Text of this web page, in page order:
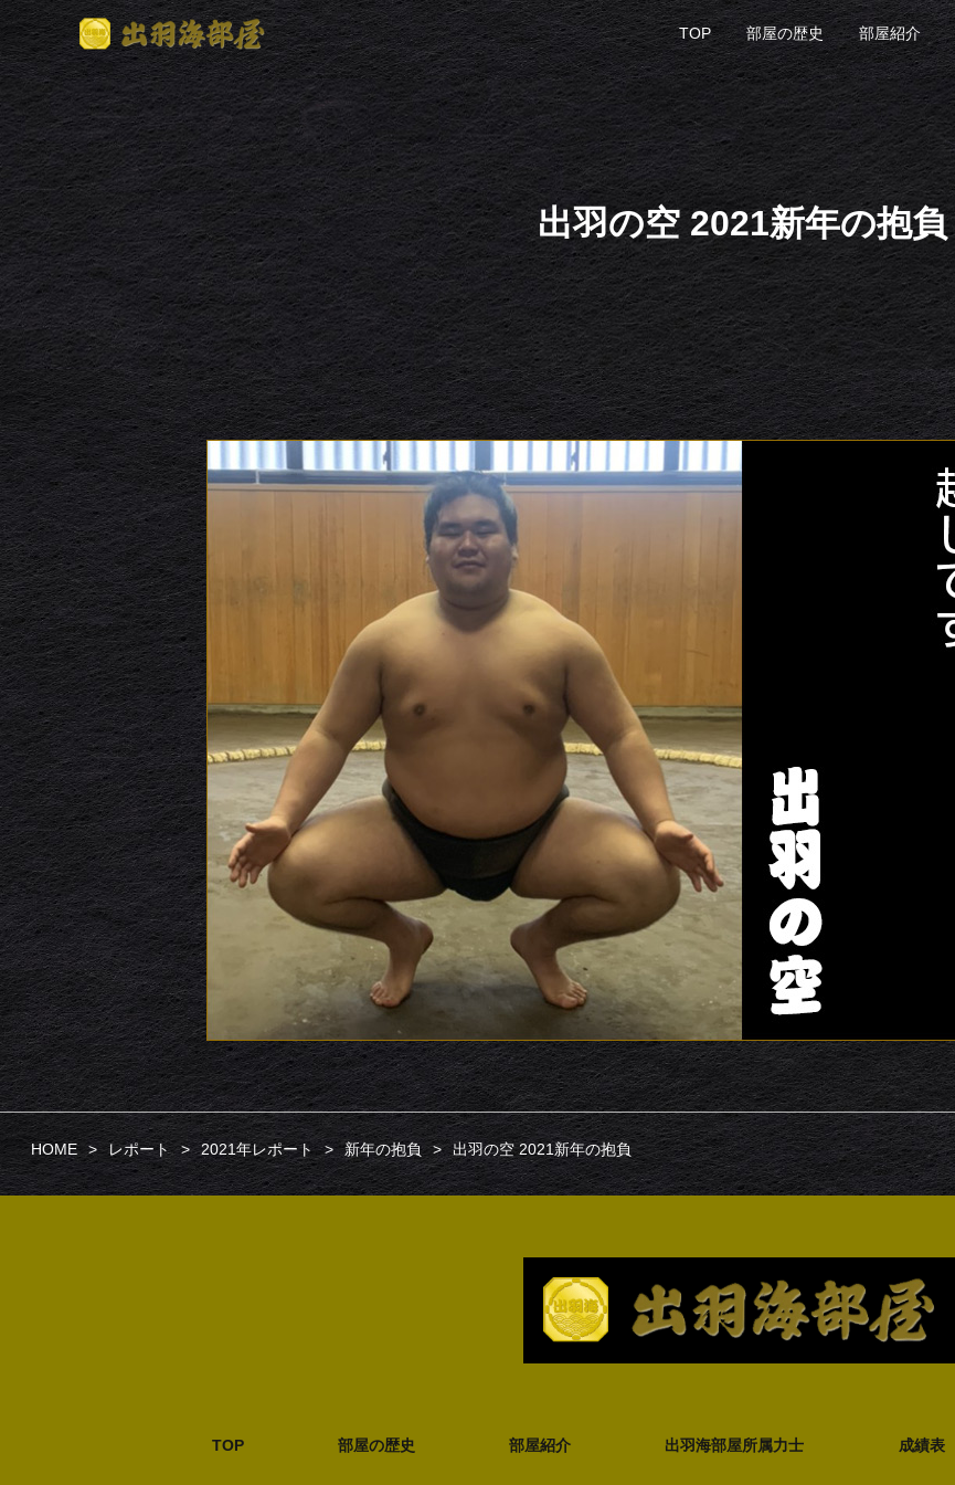
TOP 部屋の歴史 部屋紹介
出羽の空 2021新年の抱負
HOME レポート 2021年レポート 新年の抱負 出羽の空 2021新年の抱負
TOP 部屋の歴史 部屋紹介 出羽海部屋所属力士 成績表